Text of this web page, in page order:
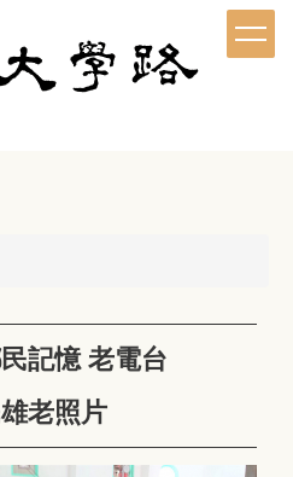
記憶 老電台
老照片